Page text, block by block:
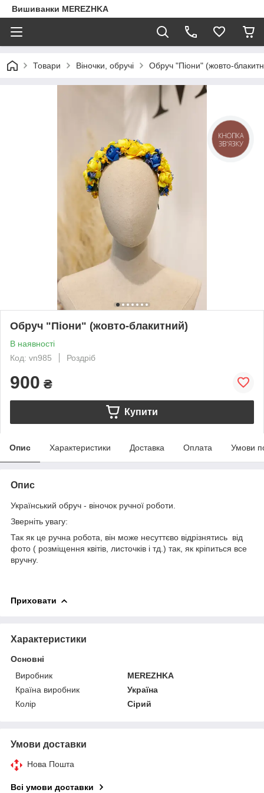
Вишиванки MEREZHKA
Товари Віночки, обручі Обруч "Піони" (жовто-
Обруч "Піони" (жовто-блакитний)
В наявності
Код: vn985
Роздріб
900 ₴
Купити
Опис Характеристики Доставка Оплата Умови
Опис
Український обруч - віночок ручної роботи.
Зверніть увагу:
Так як це ручна робота, він може несуттєво відрізнятись від
фото ( розміщення квітів, листочків і тд.) так, як кріпиться все
вручну.
Приховати
Характеристики
Основні
Виробник
MEREZHKA
Країна виробник
Україна
Колір
Сірий
Умови доставки
Нова Пошта
Всі умови доставки
КНОПКА
ЗВ'ЯЗКУ